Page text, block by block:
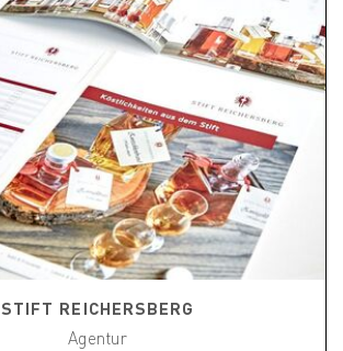
STIFT REICHERSBERG
Agentur